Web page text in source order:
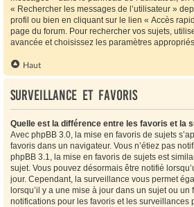
« Rechercher les messages de l’utilisateur »
profil ou bien en cliquant sur le lien « Accès
page du forum. Pour rechercher vos sujets,
avancée et choisissez les paramètres
Haut
Surveillance et favoris
Quelle est la différence entre les favoris et la
Avec phpBB 3.0, la mise en favoris de sujets
favoris dans un navigateur. Vous n’étiez pas
phpBB 3.1, la mise en favoris de sujets est
sujet. Vous pouvez désormais être notifié
jour. Cependant, la surveillance vous permet
lorsqu’il y a une mise à jour dans un sujet ou un
notifications pour les favoris et les surveillances